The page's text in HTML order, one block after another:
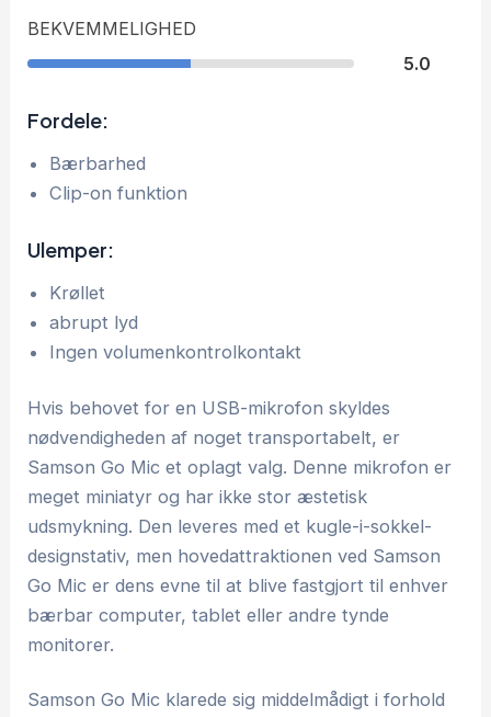
BEKVEMMELIGHED
5.0
Fordele:
Bærbarhed
Clip-on funktion
Ulemper:
Krøllet
abrupt lyd
Ingen volumenkontrolkontakt
Hvis behovet for en USB-mikrofon skyldes
nødvendigheden af noget transportabelt, er
Samson Go Mic et oplagt valg. Denne mikrofon er
meget miniatyr og har ikke stor æstetisk
udsmykning. Den leveres med et kugle-i-sokkel-
designstativ, men hovedattraktionen ved Samson
Go Mic er dens evne til at blive fastgjort til enhver
bærbar computer, tablet eller andre tynde
monitorer.
Samson Go Mic klarede sig middelmådigt i forhold